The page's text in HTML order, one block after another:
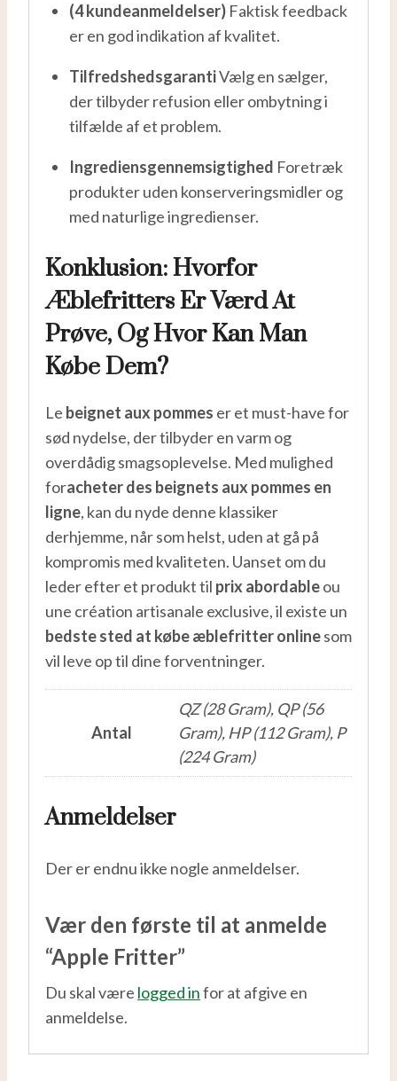
(4 kundeanmeldelser) Faktisk feedback
er en god indikation af kvalitet.
TilfredshedsgarantiVælg en sælger,
der tilbyder refusion eller ombytning i
tilfælde af et problem.
Ingrediensgennemsigtighed Foretræk
produkter uden konserveringsmidler og
med naturlige ingredienser.
Konklusion: Hvorfor
Æblefritters Er Værd At
Prøve, Og Hvor Kan Man
Købe Dem?
Le beignet aux pommes er et must-have for
sød nydelse, der tilbyder en varm og
overdådig smagsoplevelse. Med mulighed
foracheter des beignets aux pommes en
ligne, kan du nyde denne klassiker
derhjemme, når som helst, uden at gå på
kompromis med kvaliteten. Uanset om du
leder efter et produkt til prix abordableou
une création artisanale exclusive, il existe un
bedste sted at købe æblefritter onlinesom
vil leve op til dine forventninger.
Antal
QZ (28 Gram), QP (56
Gram), HP (112 Gram), P
(224 Gram)
Anmeldelser
Der er endnu ikke nogle anmeldelser.
Vær den første til at anmelde
“Apple Fritter”
Du skal være logged infor at afgive en
anmeldelse.